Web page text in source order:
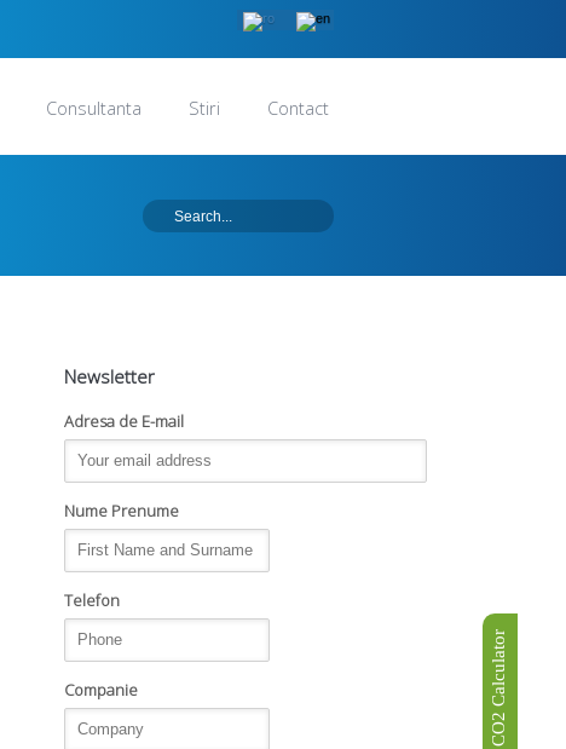
Consultanta Stiri Contact
Newsletter
Adresa de E-mail
Nume Prenume
Telefon
Companie CO2 Calculator